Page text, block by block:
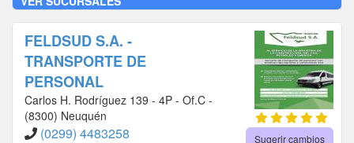
FELDSUD S.A. -
TRANSPORTE DE
PERSONAL
Carlos H. Rodríguez 139 - 4P - Of.C -
(8300) Neuquén
(0299) 4483258 Sugerir cambios